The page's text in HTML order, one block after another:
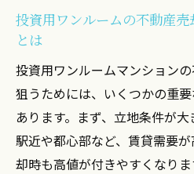
るコツ
投資用マンション
を目指す方法
残債がある場合の不
ポイント
投資用ワンルームの不動産
とは
投資用ワンルームマンション
狙うためには、いくつかの重
あります。まず、立地条件が
駅近や都心部など、賃貸需要
却時も高値が付きやすくなりま